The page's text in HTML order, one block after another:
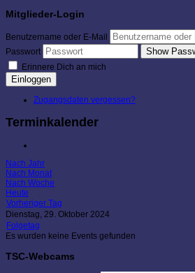
Mitglieder-Login
Benutzername oder E-Mail
Passwort
Show
Erinnere Dich an mich
Einloggen
Zugangsdaten vergessen?
Terminkalender
Nach Jahr
Nach Monat
Nach Woche
Heute
Vorheriger Tag
Dienstag, 29. Oktober 2024
Folgetag
Es wurden keine Events gefunden
TSC-Webcams